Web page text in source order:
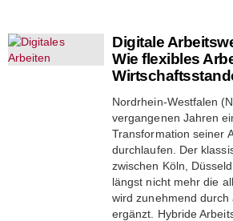
Digitale
Wie flexibles
Nordrhein-Westfalen
vergangenen Jahren
Transformation seiner
durchlaufen. Der
zwischen Köln,
längst nicht mehr die
wird zunehmend
ergänzt. Hybride